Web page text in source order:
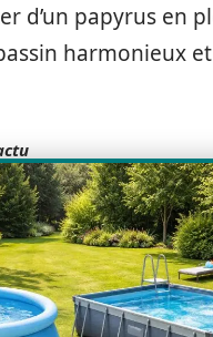
d’un papyrus en
harmonieux et